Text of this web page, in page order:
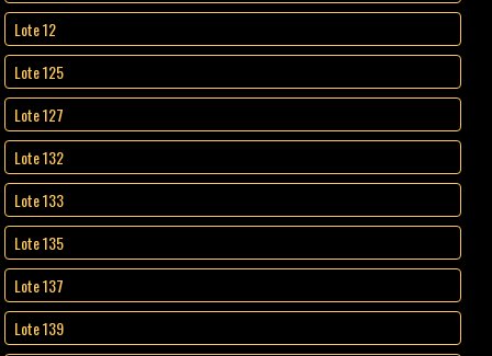
Lote 12
Lote 125
Lote 127
Lote 132
Lote 133
Lote 135
Lote 137
Lote 139